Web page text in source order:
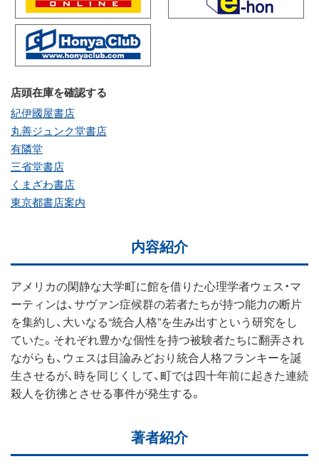
店頭在庫を確認する
紀伊國屋書店
丸善ジュンク堂書店
有隣堂
三省堂書店
くまざわ書店
東京都書店案内
内容紹介
アメリカの閑静な大学町に館を借りた心理学者ウェス・マ
ーティンは、サヴァン症候群の若者たちが持つ能力の断片
を集約し、大いなる“統合人格”を生み出すという研究をし
ていた。それぞれ豊かな個性を持つ被験者たちに翻弄され
ながらも、ウェスは目論みどおり統合人格フランキーを誕
生させるが、時を同じくして、町では四十年前に起きた連続
殺人を彷彿とさせる事件が発生する。
著者紹介